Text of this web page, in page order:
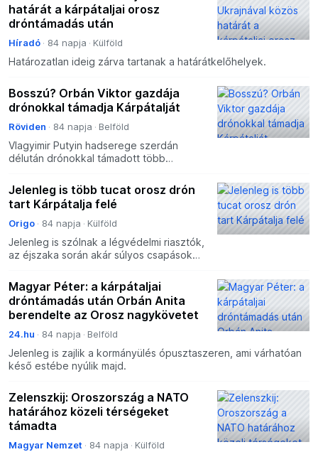
határát a kárpátaljai orosz
dróntámadás után
Híradó 84 napja Külföld
Határozatlan ideig zárva tartanak a határátkelőhelyek.
Bosszú? Orbán Viktor gazdája
drónokkal támadja Kárpátalját
Röviden 84 napja Belföld
Vlagyimir Putyin hadserege szerdán
délután drónokkal támadott több
platformok felhasználói több
becsapódást jelentettek Szolyváról, Mu
Jelenleg is több tucat orosz drón
tart Kárpátalja felé
Origo 84 napja Külföld
Jelenleg is szólnak a légvédelmi riasztók,
az éjszaka során akár súlyos csapások
Magyar Péter: a kárpátaljai
dróntámadás után Orbán Anita
berendelte az Orosz nagykövetet
24.hu 84 napja Belföld
Jelenleg is zajlik a kormányülés ópusztaszeren, ami várhatóan
késő estébe nyúlik majd.
Zelenszkij: Oroszország a NATO
határához közeli térségeket
támadta
Magyar Nemzet 84 napja Külföld